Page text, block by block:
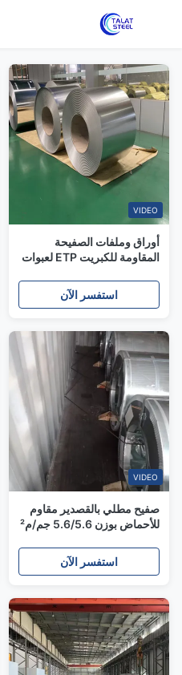
VIDEO
أوراق وملفات الصفيحة
المقاومة للكبريت ETP لعبوات
علب التونة
استفسر الآن
VIDEO
صفيح مطلي بالقصدير مقاوم
للأحماض بوزن 5.6/5.6 جم/م²
استفسر الآن